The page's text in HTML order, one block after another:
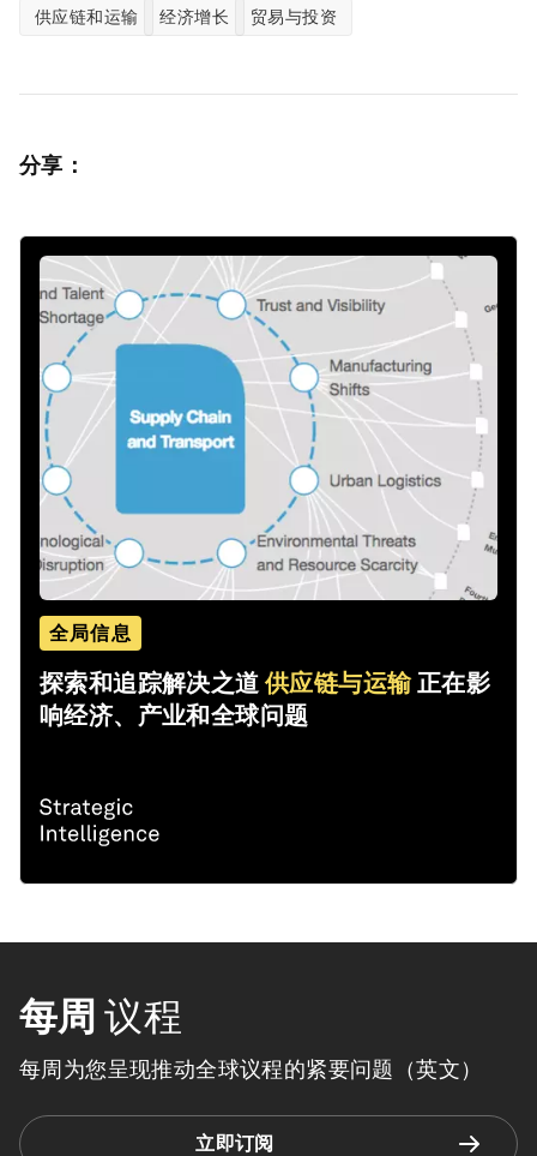
供应链和运输 经济增长 贸易与投资
分享：
全局信息
探索和追踪解决之道供应链与运输正在影
响经济、产业和全球问题
每周 议程
每周为您呈现推动全球议程的紧要问题（英文）
立即订阅